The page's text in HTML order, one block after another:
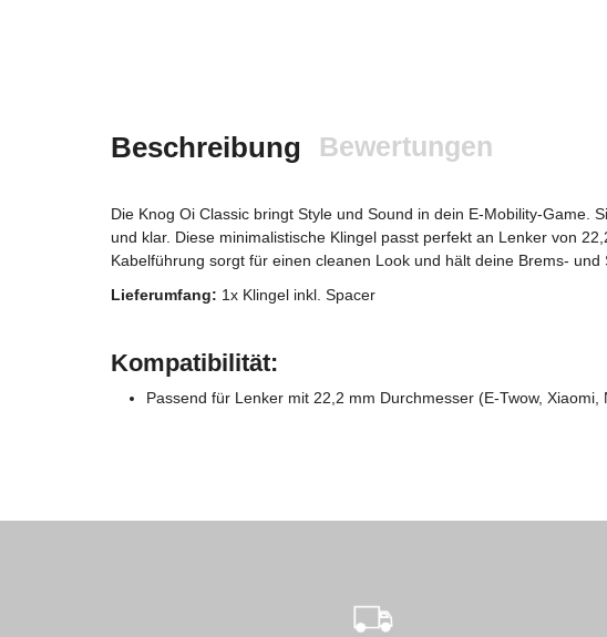
Beschreibung Bewertungen
Die Knog Oi Classic bringt Style und Sound in dein E-Mobility-Game.
und klar. Diese minimalistische Klingel passt perfekt an Lenker von
Kabelführung sorgt für einen cleanen Look und hält deine Brems- und
Lieferumfang: 1x Klingel inkl. Spacer
Kompatibilität:
Passend für Lenker mit 22,2 mm Durchmesser (E-Twow, Xiaomi,